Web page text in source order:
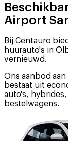
Airport
Bij Centauro
huurauto's in
vernieuwd.
Ons aanbod
bestaat uit
auto's,
bestelwagens.